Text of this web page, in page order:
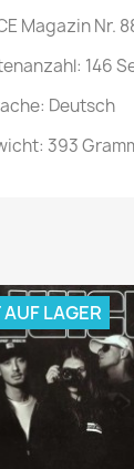
Magazin Nr.
146
Deutsch
393
LAGER